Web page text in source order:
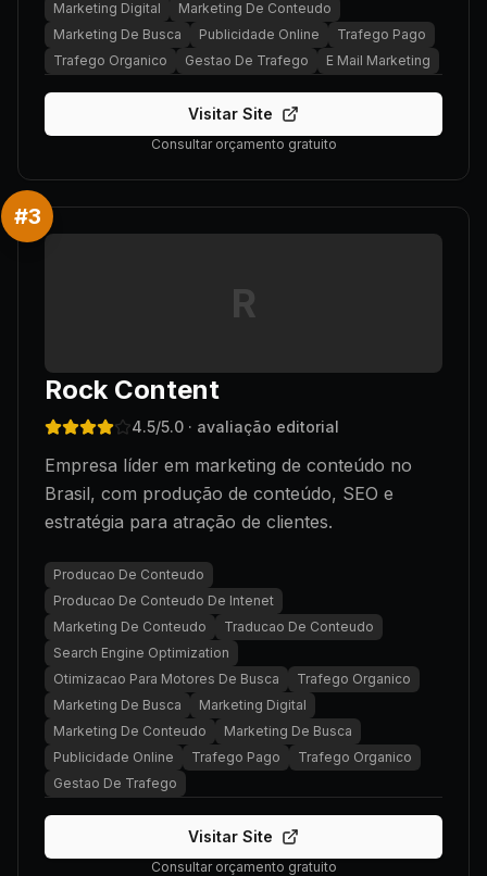
Marketing Digital
Marketing De Conteudo
Marketing De Busca
Publicidade Online
Trafego Pago
Trafego Organico
Gestao De Trafego E Mail Marketing
Visitar Site
Consultar orçamento gratuito
#3
R
Rock Content
4.5/5.0 · avaliação editorial
Empresa líder em marketing de conteúdo no
Brasil, com produção de conteúdo, SEO e
estratégia para atração de clientes.
Producao De Conteudo
Producao De Conteudo De Intenet
Marketing De Conteudo
Traducao De Conteudo
Search Engine Optimization
Otimizacao Para Motores De Busca
Trafego Organico
Marketing De Busca
Marketing Digital
Marketing De Conteudo
Marketing De Busca
Publicidade Online
Trafego Pago
Trafego Organico
Gestao De Trafego
Visitar Site
Consultar orçamento gratuito